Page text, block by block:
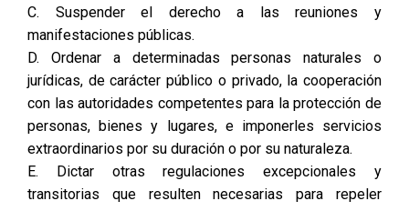
C. Suspender el derecho a las reuniones y
manifestaciones públicas.
D. Ordenar a determinadas personas naturales o
jurídicas, de carácter público o privado, la cooperación
con las autoridades competentes para la protección de
personas, bienes y lugares, e imponerles servicios
extraordinarios por su duración o por su naturaleza.
E. Dictar otras regulaciones excepcionales y
transitorias que resulten necesarias para repeler